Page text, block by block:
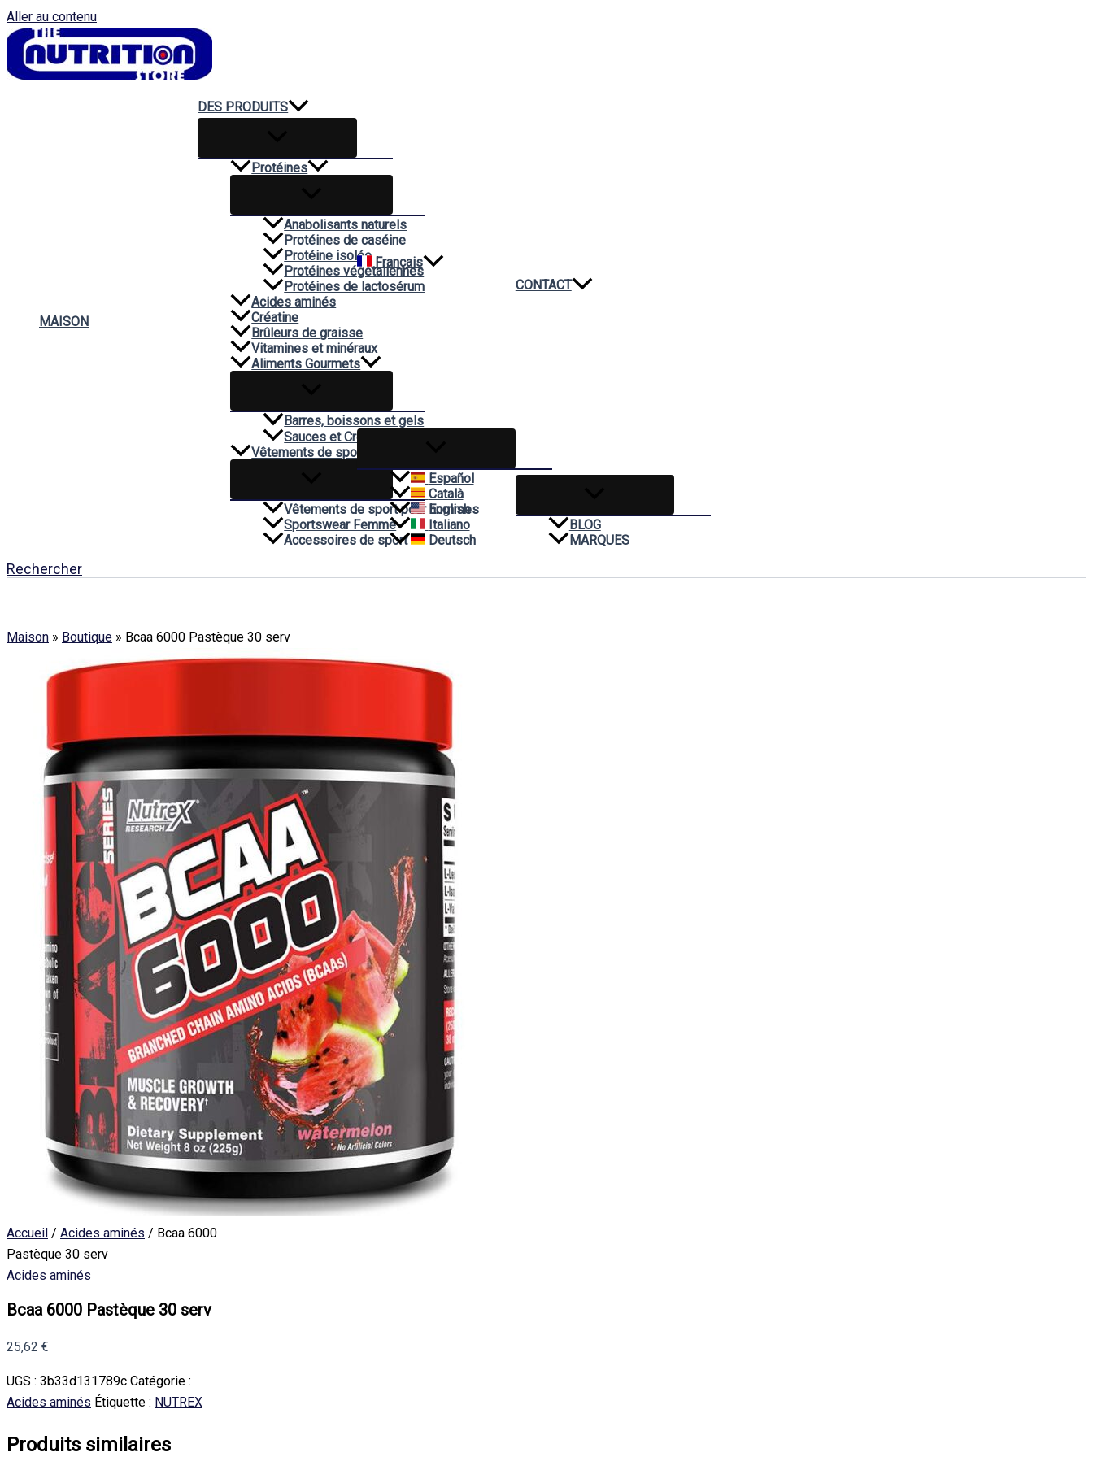
Aller au contenu
MAISON
DES PRODUITS
Protéines
Anabolisants naturels
Protéines de caséine
Protéine isolée
Protéines végétaliennes
Protéines de lactosérum
Acides aminés
Créatine
Brûleurs de graisse
Vitamines et minéraux
Aliments Gourmets
Barres, boissons et gels
Sauces et Crèmes
Vêtements de sport
Vêtements de sport pour hommes
Sportswear Femme
Accessoires de sport
Français
Español
Català
English
Italiano
Deutsch
CONTACT
BLOG
MARQUES
Rechercher
Maison » Boutique » Bcaa 6000 Pastèque 30 serv
Accueil / Acides aminés / Bcaa 6000
Pastèque 30 serv
Acides aminés
Bcaa 6000 Pastèque 30 serv
25,62 €
UGS : 3b33d131789c Catégorie :
Acides aminés Étiquette : NUTREX
Produits similaires